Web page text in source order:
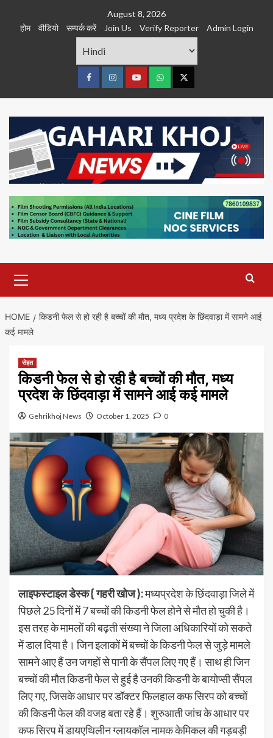
August 8, 2026
होम
वीडियो सम्पर्क करें Join Us Verify Reporter Admin Login
FacebookInstagramyoutubeWhatsTwitter
Menu
HOME
किडनी फेल से हो रही है बच्चों की मौत, मध्य प्रदेश के छिंदवाड़ा में सामने आई
कई मामले
सेहत
किडनी फेल से हो रही है बच्चों की मौत, मध्य
प्रदेश के छिंदवाड़ा में सामने आई कई मामले
Gehrikhoj News October 1, 2025 0
लाइफस्टाइल डेस्क { गहरी खोज }:मध्यप्रदेश के छिंदवाड़ा जिले में
पिछले 25 दिनों में 7 बच्चों की किडनी फेल होने से मौत हो चुकी है।
इस तरह के मामलों की बढ़ती संख्या ने जिला अधिकारियों को सकते
में डाल दिया है। जिन इलाकों में बच्चों के किडनी फेल से जुड़े मामले
सामने आए हैं उन जगहों से पानी के सैंपल लिए गए हैं। साथ ही जिन
बच्चों की मौत किडनी फेल से हुई है उनकी किडनी के बायोप्सी सैंपल
लिए गए, जिसके आधार पर डॉक्टर फिलहाल कफ सिरप को बच्चों
की किडनी फेल की वजह बता रहे हैं। शुरुआती जांच के आधार पर
कफ सिरप में डायएथिलीन ग्लायकॉल नामक केमिकल की गड़बड़ी